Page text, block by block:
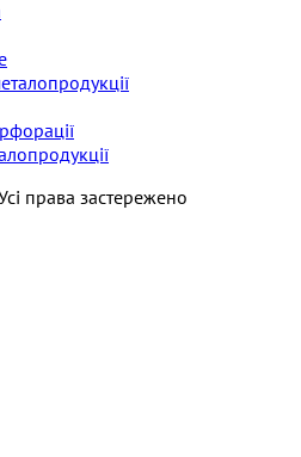
права застережено